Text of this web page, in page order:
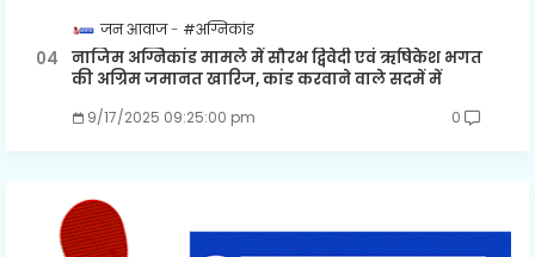
जन आवाज #अग्निकांड
नाजिम अग्निकांड मामले में सौरभ द्विवेदी एवं ऋषिकेश भगत
की अग्रिम जमानत खारिज, कांड करवाने वाले सदमें में
9/17/2025 09:25:00 pm 0